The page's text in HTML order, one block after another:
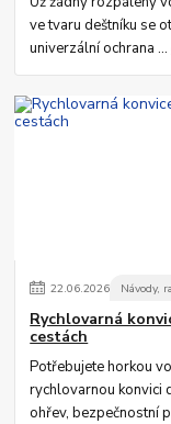
ve tvaru deštníku se
univerzální ochrana ...
22.06.2026 Návody,
Rychlovarná
cestách
Potřebujete horkou
rychlovarnou konvici
ohřev, bezpečnostní